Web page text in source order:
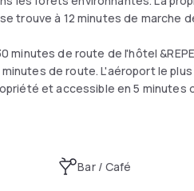
trouve à 12 minutes de marche
minutes de route de l'hôtel
de route. L'aéroport le
et accessible en 5 minutes
Bar / Café